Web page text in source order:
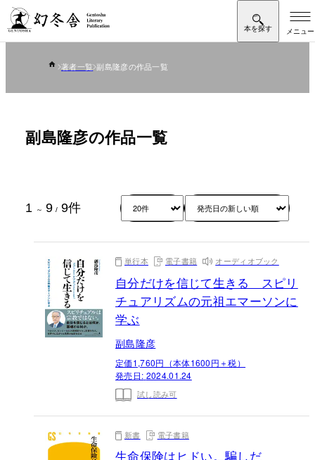
著者一覧 副島隆彦の作品一覧
副島隆彦の作品一覧
1 ～ 9 / 9件
単行本 電子書籍 オーディオブック
自分だけを信じて生きる スピリ
チュアリズムの元祖エマーソンに
学ぶ
副島隆彦
定価1,760円（本体1600円＋税）
発売日: 2024.01.24
試し読み可
新書 電子書籍
生命保険はヒドい。騙しだ